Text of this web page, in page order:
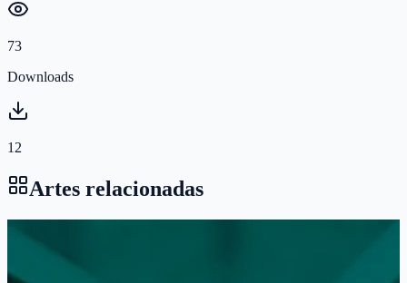
73
Downloads
12
Artes relacionadas